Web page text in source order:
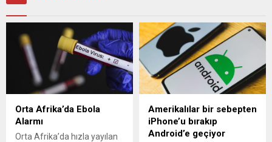
Orta Afrika’da Ebola
Alarmı
Orta Afrika’da hızla yayılan
Amerikalılar bir sebepten
iPhone’u bırakıp
Android’e geçiyor